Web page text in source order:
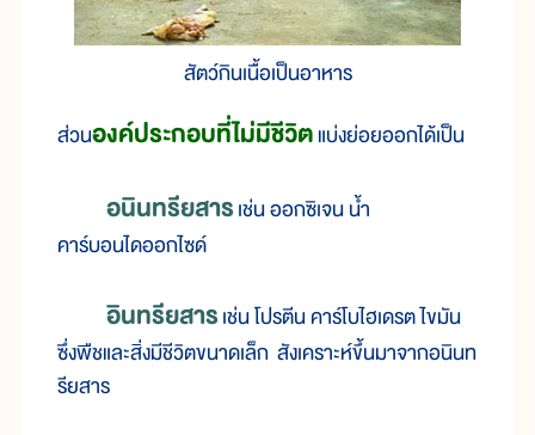
สัตว์กินเนื้อเป็นอาหาร
ส่วนองค์ประกอบที่ไม่มีชีวิตแบ่งย่อยออกได้เป็น
อนินทรียสารเช่น ออกซิเจน น้ำ
คาร์บอนไดออกไซด์
อินทรียสารเช่น โปรตีน คาร์โบไฮเดรต ไขมัน
ซึ่งพืชและสิ่งมีชีวิตขนาดเล็ก สังเคราะห์ขึ้นมาจากอนินท
รียสาร